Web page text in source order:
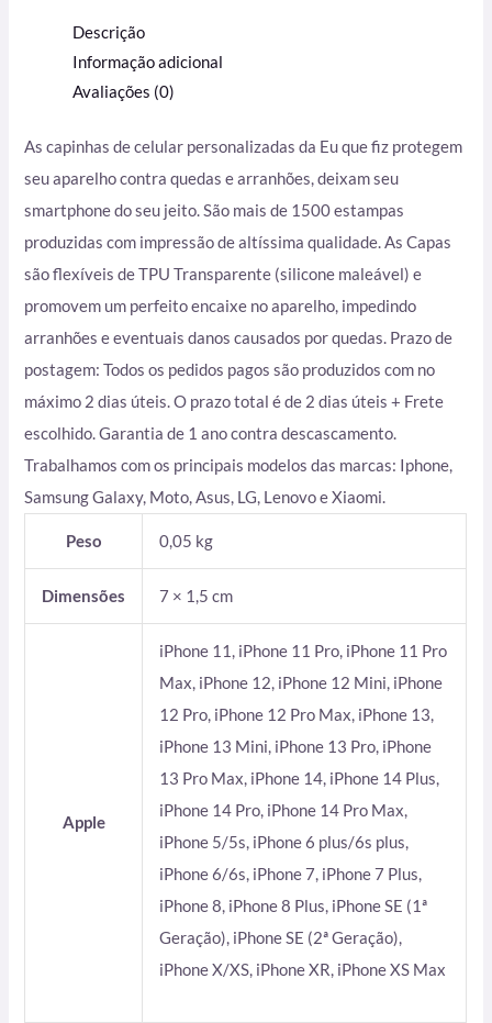
Descrição
Informação adicional
Avaliações (0)
As capinhas de celular personalizadas da Eu que fiz protegem
seu aparelho contra quedas e arranhões, deixam seu
smartphone do seu jeito. São mais de 1500 estampas
produzidas com impressão de altíssima qualidade. As Capas
são flexíveis de TPU Transparente (silicone maleável) e
promovem um perfeito encaixe no aparelho, impedindo
arranhões e eventuais danos causados por quedas. Prazo de
postagem: Todos os pedidos pagos são produzidos com no
máximo 2 dias úteis. O prazo total é de 2 dias úteis + Frete
escolhido. Garantia de 1 ano contra descascamento.
Trabalhamos com os principais modelos das marcas: Iphone,
Samsung Galaxy, Moto, Asus, LG, Lenovo e Xiaomi.
Peso 0,05 kg
Dimensões 7 × 1,5 cm
Apple
iPhone 11, iPhone 11 Pro, iPhone 11 Pro
Max, iPhone 12, iPhone 12 Mini, iPhone
12 Pro, iPhone 12 Pro Max, iPhone 13,
iPhone 13 Mini, iPhone 13 Pro, iPhone
13 Pro Max, iPhone 14, iPhone 14 Plus,
iPhone 14 Pro, iPhone 14 Pro Max,
iPhone 5/5s, iPhone 6 plus/6s plus,
iPhone 6/6s, iPhone 7, iPhone 7 Plus,
iPhone 8, iPhone 8 Plus, iPhone SE (1ª
Geração), iPhone SE (2ª Geração),
iPhone X/XS, iPhone XR, iPhone XS Max